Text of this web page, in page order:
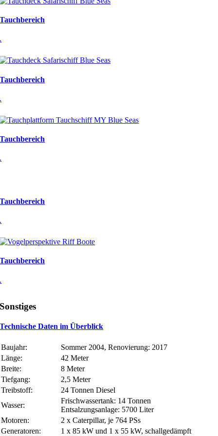
Tauchbereich
.
Tauchbereich
.
Tauchbereich
.
Tauchbereich
.
Tauchbereich
.
Sonstiges
Technische Daten im Überblick
Baujahr:
Sommer 2004, Renovierung: 2017
Länge:
42 Meter
Breite:
8 Meter
Tiefgang:
2,5 Meter
Treibstoff:
24 Tonnen Diesel
Wasser:
Frischwassertank: 14 Tonnen
Entsalzungsanlage: 5700 Liter
Motoren:
2 x Caterpillar, je 764 PSs
Generatoren:
1 x 85 kW und 1 x 55 kW, schallgedämpft